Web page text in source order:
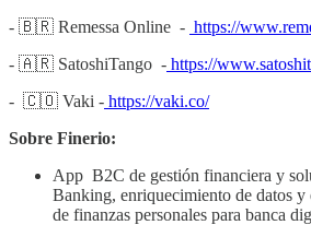
- 🇧🇷 Remessa Online - https://
- 🇦🇷 SatoshiTango - https://
- 🇨🇴 Vaki - https://vaki.co/
Sobre Finerio:
App B2C de gestión financiera y
Banking, enriquecimiento de datos
de finanzas personales para banca